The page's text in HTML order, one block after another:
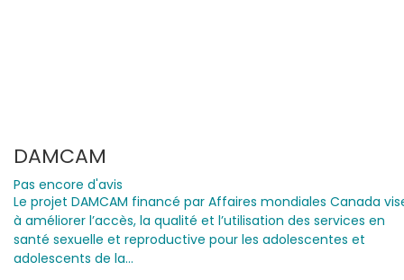
DAMCAM
Pas encore d'avis
Le projet DAMCAM financé par Affaires mondiales Canada
à améliorer l’accès, la qualité et l’utilisation des services en
santé sexuelle et reproductive pour les adolescentes et
adolescents de la…